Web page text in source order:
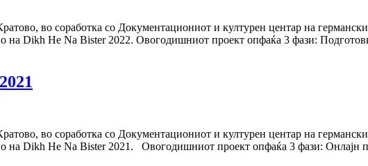
во соработка со Документациониот и културен центар на
на Dikh He Na Bister 2022. Овогодишниот проект опфаќа 3 фази:
во соработка со Документациониот и културен центар на
на Dikh He Na Bister 2021. Овогодишниот проект опфаќа 3 фази: Онлајн